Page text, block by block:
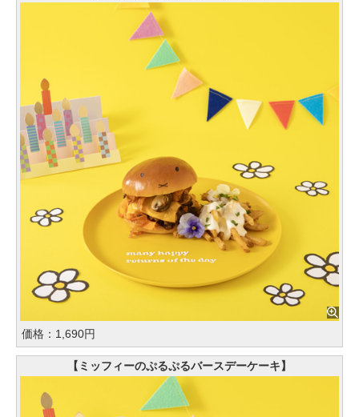
価格：1,690円
【ミッフィーのぷるぷるバースデーケーキ】